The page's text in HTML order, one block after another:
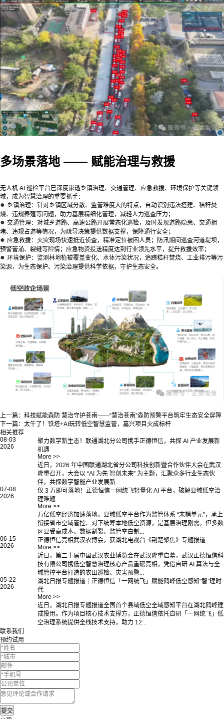
多场景落地 —— 赋能治理与救援
无人机 AI 巡检平台已深度渗透乡镇治理、交通管理、应急救援、环境保护等关键领
域，成为智慧治理的重要抓手：
● 乡镇治理：针对乡镇区域分散、监管难度大的特点，自动识别违法搭建、秸秆焚
烧、违规养殖等问题，助力基层精细化管理，减轻人力巡查压力；
● 交通管理：对城乡道路、高速公路开展常态化巡检，及时发现道路隐患、交通拥
堵、违规占道等情况，为疏导决策提供数据支撑，保障通行安全；
● 应急救援：火灾现场快速抵近侦查，精准定位被困人员；防汛期间巡查河道堤坝，
预警管涌、裂缝等险情；应急物资投送精度达到行业领先水平，提升救援效率；
● 环境保护：监测林地植被覆盖变化、水体污染状况，追踪秸秆焚烧、工业排污等污
染源，为生态保护、污染治理提供科学依据，守护生态安全。
上一篇： 科技赋能森防 慧治守护苍南——“慧治苍南”森防预警平台筑牢生态安全屏障
下一篇： 太牛了！铁塔+AI玩转低空智慧监管，嘉兴项目火成标杆
相关推荐
08-03
2026
聚力数字新生态！联通湖北分公司携手正德恒信，共探 AI 产业发展新
机遇
More >>
近日，2026 年中国联通湖北省分公司科技创新暨合作伙伴大会在武汉
隆重召开，大会以 “AI 为先 智创未来” 为主题，汇聚众多行业生态伙
伴，共探数字智能产业发展新...
07-08
2026
仅 3 万即可落地！正德恒信一网统飞轻量化 AI 平台，破解县域低空治
理难题
More >>
万亿低空经济加速落地，县域低空平台作为监管体系 “末梢单元”，承上
衔接省市空域管控、对下统筹本地低空资源，是基层治理刚需。但多数
区县受高成本、数据割裂、监管空白制...
06-15
2026
正德恒信亮相武汉农博会，获湖北电视台《荆楚聚焦》专题报道
More >>
近日，第二十届中国武汉农业博览会在武汉隆重启幕，武汉正德恒信科
技有限公司携低空智慧治理核心产品重磅亮相，凭借自研 AI 算法与全
域管控平台打造的农田巡检、灾害预警...
05-22
2026
湖北日报专题报道｜正德恒信「一网统飞」赋能鹤峰低空感知"智”理时
代
More >>
近日，湖北日报专题报道全国首个县域低空全域感知平台在湖北鹤峰建
成投用。作为项目核心技术支撑方，正德恒信依托自研「一网统飞」低
空治理系统提供全栈技术支持，助力 12...
联系我们
预约试用